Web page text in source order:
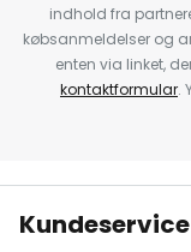
indhold fra
købsanmeldelser og
enten via linket,
kontaktformular.
Kundeservice